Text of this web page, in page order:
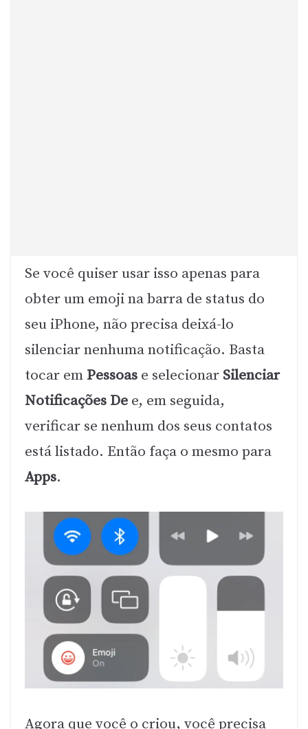
Se você quiser usar isso apenas para
obter um emoji na barra de status do
seu iPhone, não precisa deixá-lo
silenciar nenhuma notificação. Basta
tocar em Pessoas e selecionar Silenciar
Notificações De e, em seguida,
verificar se nenhum dos seus contatos
está listado. Então faça o mesmo para
Apps.
Agora que você o criou, você precisa